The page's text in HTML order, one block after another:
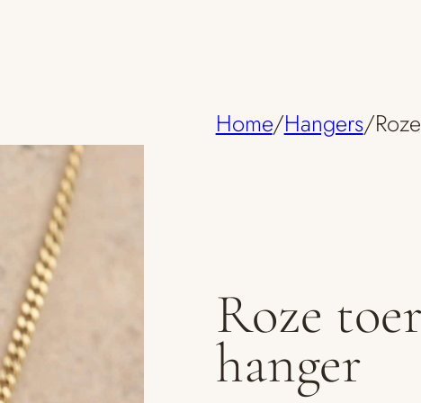
Home/Hangers/
Roze
hanger